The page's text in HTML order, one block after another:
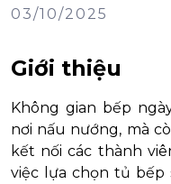
03/10/2025
Giới thiệu
Không gian bếp
nơi nấu nướng, mà
kết nối các thành
việc lựa chọn tủ bếp